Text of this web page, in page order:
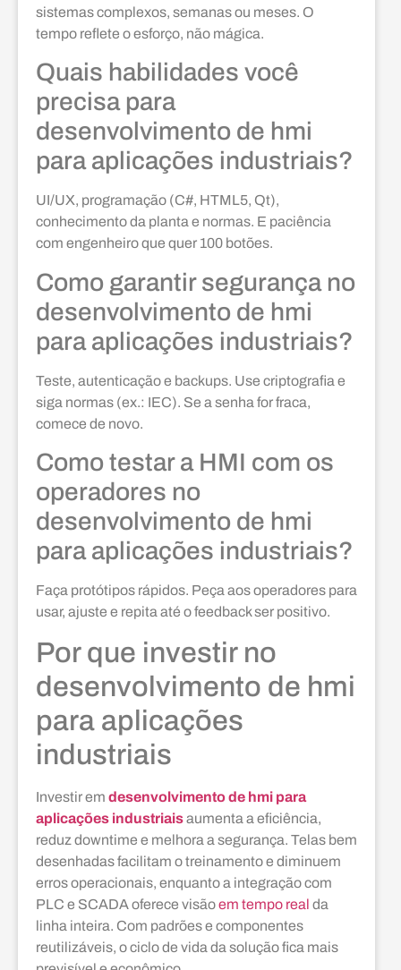
sistemas complexos, semanas ou meses. O
tempo reflete o esforço, não mágica.
Quais habilidades você
precisa para
desenvolvimento de hmi
para aplicações industriais?
UI/UX, programação (C#, HTML5, Qt),
conhecimento da planta e normas. E paciência
com engenheiro que quer 100 botões.
Como garantir segurança no
desenvolvimento de hmi
para aplicações industriais?
Teste, autenticação e backups. Use criptografia e
siga normas (ex.: IEC). Se a senha for fraca,
comece de novo.
Como testar a HMI com os
operadores no
desenvolvimento de hmi
para aplicações industriais?
Faça protótipos rápidos. Peça aos operadores para
usar, ajuste e repita até o feedback ser positivo.
Por que investir no
desenvolvimento de hmi
para aplicações
industriais
Investir em desenvolvimento de hmi para
aplicações industriaisaumenta a eficiência,
reduz downtime e melhora a segurança. Telas bem
desenhadas facilitam o treinamento e diminuem
erros operacionais, enquanto a integração com
PLC e SCADA oferece visãoem tempo real da
linha inteira. Com padrões e componentes
reutilizáveis, o ciclo de vida da solução fica mais